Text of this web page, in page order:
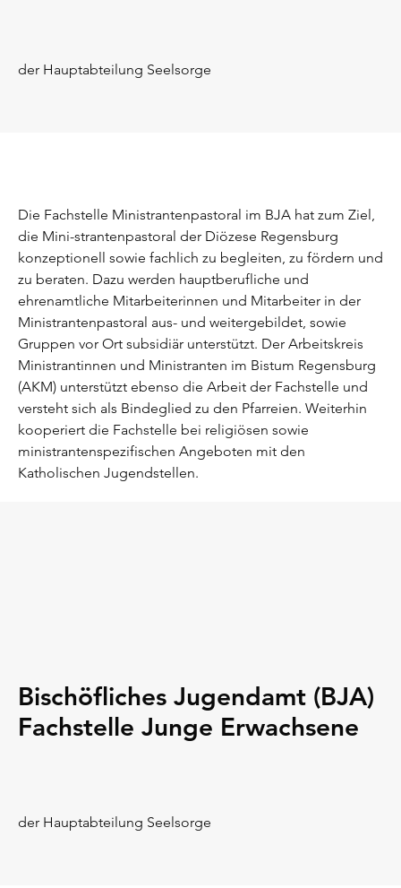
der Hauptabteilung Seelsorge
Die Fachstelle Ministrantenpastoral im BJA hat zum Ziel,
die Mini-strantenpastoral der Diözese Regensburg
konzeptionell sowie fachlich zu begleiten, zu fördern und
zu beraten. Dazu werden hauptberufliche und
ehrenamtliche Mitarbeiterinnen und Mitarbeiter in der
Ministrantenpastoral aus- und weitergebildet, sowie
Gruppen vor Ort subsidiär unterstützt. Der Arbeitskreis
Ministrantinnen und Ministranten im Bistum Regensburg
(AKM) unterstützt ebenso die Arbeit der Fachstelle und
versteht sich als Bindeglied zu den Pfarreien. Weiterhin
kooperiert die Fachstelle bei religiösen sowie
ministrantenspezifischen Angeboten mit den
Katholischen Jugendstellen.
Bischöfliches Jugendamt (BJA)
Fachstelle Junge Erwachsene
der Hauptabteilung Seelsorge